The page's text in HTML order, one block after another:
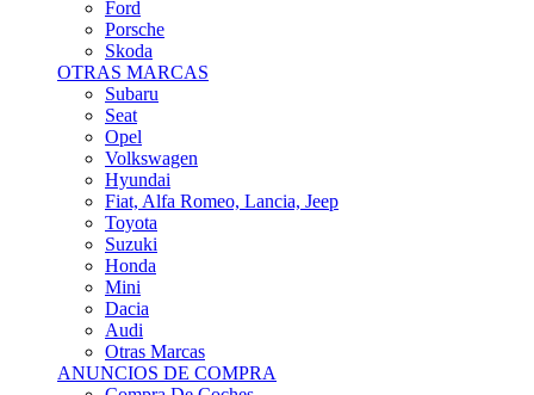
Skoda
OTRAS MARCAS
Subaru
Seat
Opel
Volkswagen
Hyundai
Fiat, Alfa Romeo, Lancia, Jeep
Toyota
Suzuki
Honda
Mini
Dacia
Audi
Otras Marcas
ANUNCIOS DE COMPRA
Compra De Coches
ALQUILER VEHÍCULOS